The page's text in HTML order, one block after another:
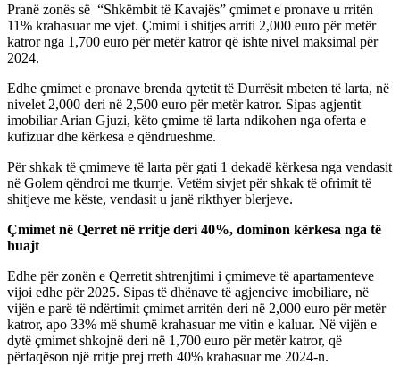
Pranë zonës së “Shkëmbit të Kavajës” çmimet e pronave u rritën
11% krahasuar me vjet. Çmimi i shitjes arriti 2,000 euro për metër
katror nga 1,700 euro për metër katror që ishte nivel maksimal për
2024.
Edhe çmimet e pronave brenda qytetit të Durrësit mbeten të larta, në
nivelet 2,000 deri në 2,500 euro për metër katror. Sipas agjentit
imobiliar Arian Gjuzi, këto çmime të larta ndikohen nga oferta e
kufizuar dhe kërkesa e qëndrueshme.
Për shkak të çmimeve të larta për gati 1 dekadë kërkesa nga vendasit
në Golem qëndroi me tkurrje. Vetëm sivjet për shkak të ofrimit të
shitjeve me këste, vendasit u janë rikthyer blerjeve.
Çmimet në Qerret në rritje deri 40%, dominon kërkesa nga të
huajt
Edhe për zonën e Qerretit shtrenjtimi i çmimeve të apartamenteve
vijoi edhe për 2025. Sipas të dhënave të agjencive imobiliare, në
vijën e parë të ndërtimit çmimet arritën deri në 2,000 euro për metër
katror, apo 33% më shumë krahasuar me vitin e kaluar. Në vijën e
dytë çmimet shkojnë deri në 1,700 euro për metër katror, që
përfaqëson një rritje prej rreth 40% krahasuar me 2024-n.